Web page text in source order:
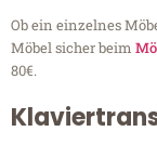
Ob ein einzelnes
Möbel sicher beim
80€.